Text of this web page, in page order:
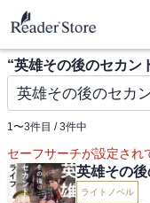
“英雄その後のセカン
1〜3件目 / 3件中
セーフサーチが設定され
英雄その
ライトノベル